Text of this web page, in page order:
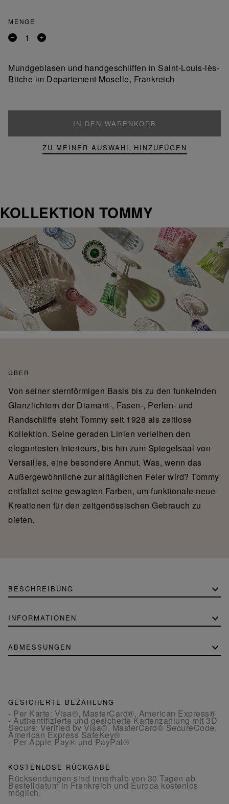
MENGE
Entfernen
Produkt
Ein
Mundgeblasen und handgeschliffen in Saint-Louis-lès-
Bitche im Departement Moselle, Frankreich
IN DEN WARENKORB
ZU MEINER AUSWAHL HINZUFÜGEN
KOLLEKTION TOMMY
ÜBER
Von seiner sternförmigen Basis bis zu den funkelnden
Glanzlichtern der Diamant-, Fasen-, Perlen- und
Randschliffe steht Tommy seit 1928 als zeitlose
Kollektion. Seine geraden Linien verleihen den
elegantesten Interieurs, bis hin zum Spiegelsaal von
Versailles, eine besondere Anmut. Was, wenn das
Außergewöhnliche zur alltäglichen Feier wird? Tommy
entfaltet seine gewagten Farben, um funktionale neue
Kreationen für den zeitgenössischen Gebrauch zu
bieten.
BESCHREIBUNG
INFORMATIONEN
ABMESSUNGEN
GESICHERTE BEZAHLUNG
- Per Karte: Visa®, MasterCard®, American Express®
- Authentifizierte und gesicherte Kartenzahlung mit 3D
Secure: Verified by Visa®, MasterCard® SecureCode,
American Express SafeKey®
- Per Apple Pay® und PayPal®
KOSTENLOSE RÜCKGABE
Rücksendungen sind innerhalb von 30 Tagen ab
Bestelldatum in Frankreich und Europa kostenlos
möglich.